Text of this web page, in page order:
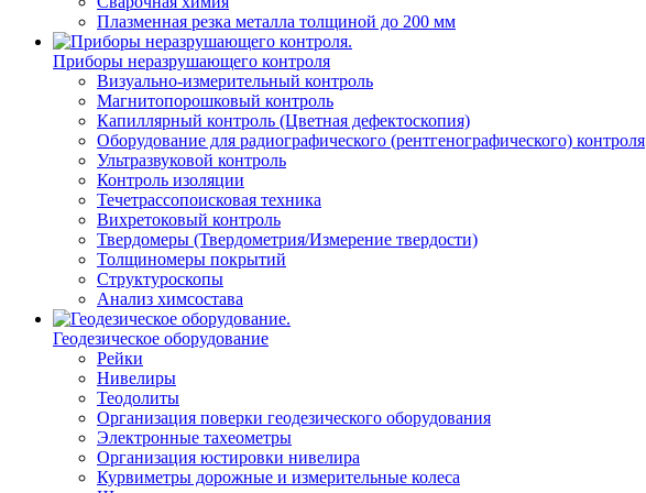
Плазменная резка металла толщиной до 200 мм
Приборы неразрушающего контроля
Визуально-измерительный контроль
Магнитопорошковый контроль
Капиллярный контроль (Цветная дефектоскопия)
Оборудование для радиографического (рентгенографического) контроля
Ультразвуковой контроль
Контроль изоляции
Течетрассопоисковая техника
Вихретоковый контроль
Твердомеры (Твердометрия/Измерение твердости)
Толщиномеры покрытий
Структуроскопы
Анализ химсостава
Геодезическое оборудование
Рейки
Нивелиры
Теодолиты
Организация поверки геодезического оборудования
Электронные тахеометры
Организация юстировки нивелира
Курвиметры дорожные и измерительные колеса